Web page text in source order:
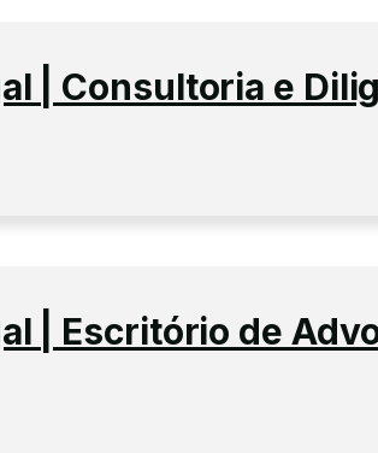
| Consultoria e
| Escritório de